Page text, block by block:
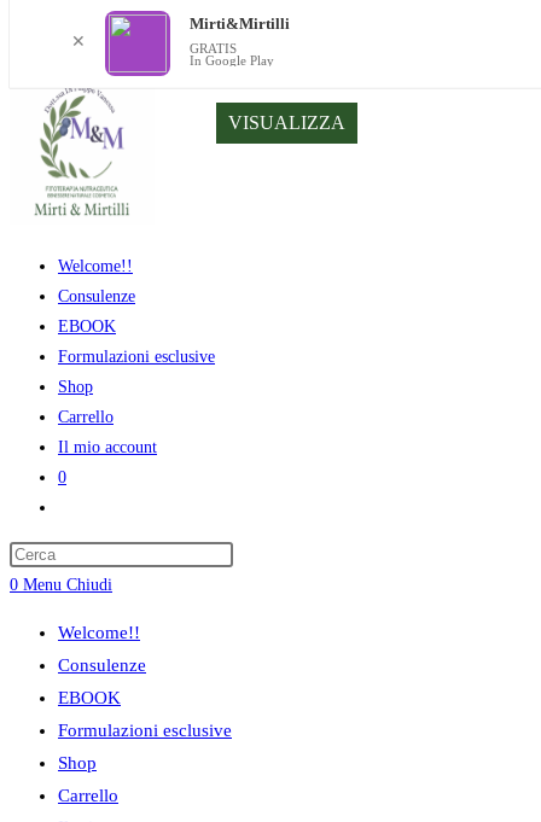
contenuto
Welcome!!
Consulenze
EBOOK
Formulazioni esclusive
Shop
Carrello
Il mio account
0
ricerca
sul
sito
web
0 Menu Chiudi
Welcome!!
Consulenze
EBOOK
Formulazioni esclusive
Shop
Carrello
✕
Mirti&Mirtilli
GRATIS
In Google Play
VISUALIZZA